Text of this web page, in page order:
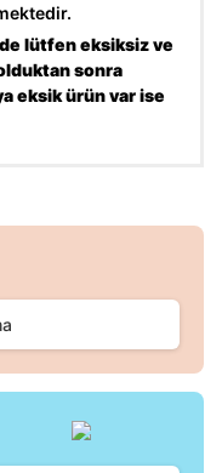
lütfen eksiksiz ve
sonra
eksik ürün var ise
yapın!